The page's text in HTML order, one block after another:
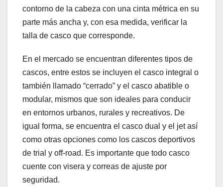
contorno de la cabeza con una cinta métrica en su
parte más ancha y, con esa medida, verificar la
talla de casco que corresponde.
En el mercado se encuentran diferentes tipos de
cascos, entre estos se incluyen el casco integral o
también llamado “cerrado” y el casco abatible o
modular, mismos que son ideales para conducir
en entornos urbanos, rurales y recreativos. De
igual forma, se encuentra el casco dual y el jet así
como otras opciones como los cascos deportivos
de trial y off-road. Es importante que todo casco
cuente con visera y correas de ajuste por
seguridad.